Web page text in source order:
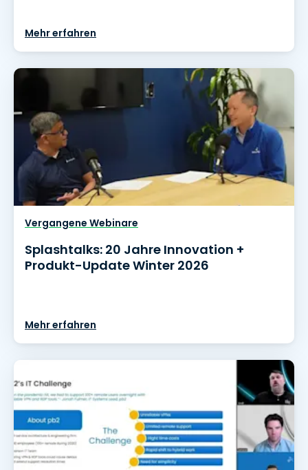
Mehr erfahren
Vergangene Webinare
Splashtalks: 20 Jahre Innovation +
Produkt-Update Winter 2026
Mehr erfahren